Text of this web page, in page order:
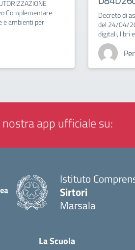
Complementare
e ambienti per
Decreto di
del 24/04/
digitali, libri
nostra app ufficiale su:
Istituto
Sirtori
Marsala
La Scuola